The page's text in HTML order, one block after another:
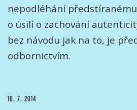
nepodléhání
o úsilí o zachování
bez návodu jak na to, je
odbornictvím.
PUBLIKOVÁNO
10. 7. 2014